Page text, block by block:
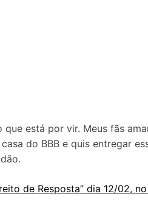
está por vir. Meus fãs
do BBB e quis entregar
de Resposta” dia 12/02,